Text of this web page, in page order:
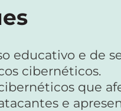
educativo e de
cibernéticos.
que
e